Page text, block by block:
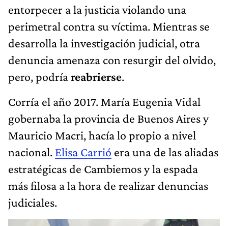
entorpecer a la justicia violando una
perimetral contra su víctima. Mientras se
desarrolla la investigación judicial, otra
denuncia amenaza con resurgir del olvido,
pero, podríareabrierse.
Corría el año 2017. María Eugenia Vidal
gobernaba la provincia de Buenos Aires y
Mauricio Macri, hacía lo propio a nivel
nacional. Elisa Carrió era una de las aliadas
estratégicas de Cambiemos y la espada
más filosa a la hora de realizar denuncias
judiciales.